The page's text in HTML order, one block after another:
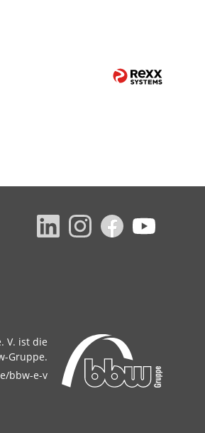
V. ist die
Gruppe.
bbw-e-v